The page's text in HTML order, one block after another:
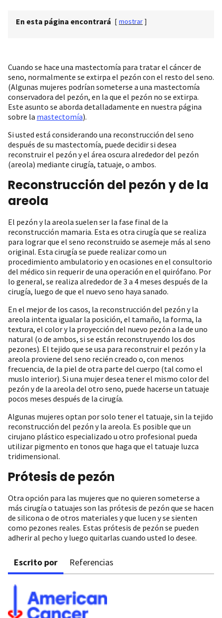
En esta página encontrará [ mostrar ]
Cuando se hace una mastectomía para tratar el cáncer de
seno, normalmente se extirpa el pezón con el resto del seno.
(Algunas mujeres podrían someterse a una mastectomía
conservadora del pezón, en la que el pezón no se extirpa.
Este asunto se aborda detalladamente en nuestra página
sobre la mastectomía).
Si usted está considerando una reconstrucción del seno
después de su mastectomía, puede decidir si desea
reconstruir el pezón y el área oscura alrededor del pezón
(areola) mediante cirugía, tatuaje, o ambos.
Reconstrucción del pezón y de la
areola
El pezón y la areola suelen ser la fase final de la
reconstrucción mamaria. Esta es otra cirugía que se realiza
para lograr que el seno reconstruido se asemeje más al seno
original. Esta cirugía se puede realizar como un
procedimiento ambulatorio y en ocasiones en el consultorio
del médico sin requerir de una operación en el quirófano. Por
lo general, se realiza alrededor de 3 a 4 meses después de la
cirugía, luego de que el nuevo seno haya sanado.
En el mejor de los casos, la reconstrucción del pezón y la
areola intenta igualar la posición, el tamaño, la forma, la
textura, el color y la proyección del nuevo pezón a la de uno
natural (o de ambos, si se están reconstruyendo los dos
pezones). El tejido que se usa para reconstruir el pezón y la
areola proviene del seno recién creado o, con menos
frecuencia, de la piel de otra parte del cuerpo (tal como el
muslo interior). Si una mujer desea tener el mismo color del
pezón y de la areola del otro seno, puede hacerse un tatuaje
pocos meses después de la cirugía.
Algunas mujeres optan por solo tener el tatuaje, sin la tejido
reconstrucción del pezón y la areola. Es posible que un
cirujano plástico especializado u otro profesional pueda
utilizar pigmento en tonos que haga que el tatuaje luzca
tridimensional.
Prótesis de pezón
Otra opción para las mujeres que no quieren someterse a
más cirugía o tatuajes son las prótesis de pezón que se hacen
de silicona o de otros materiales y que lucen y se sienten
como pezones reales. Estas prótesis de pezón se pueden
adherir al pecho y luego quitarlas cuando usted lo desee.
Escrito por Referencias